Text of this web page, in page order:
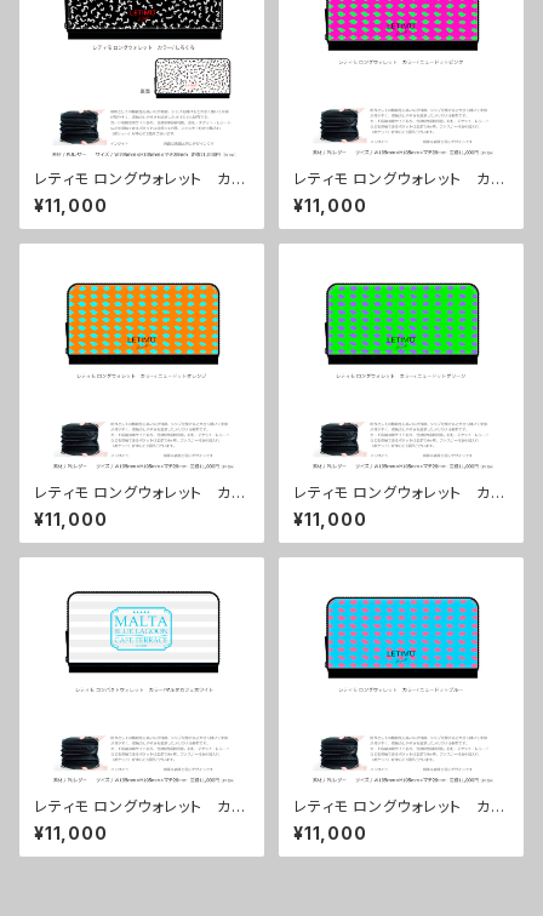
レティモ ロングウォレット カラ
ー/しろくろ ■配送まで３週間
¥11,000
レティモ ロングウォレット カラ
ー/ ニュードットピンク ■配送
まで３週間
¥11,000
レティモ ロングウォレット カラ
ー/ ニュードットオレンジ ■配
送まで３週間
¥11,000
レティモ ロングウォレット カラ
ー/ ニュードットグリーン ■配
送まで３週間
¥11,000
レティモ ロングウォレット カラ
ー/マルタカフェホワイト ■配
送まで３週間
¥11,000
レティモ ロングウォレット カラ
ー/ ニュードットブルー ■配送
まで３週間
¥11,000